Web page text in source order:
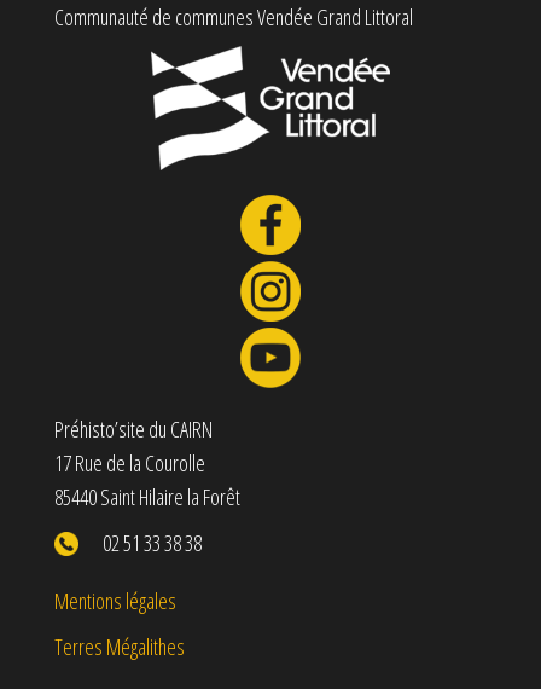
Communauté de communes Vendée Grand Littoral
Préhisto’site du CAIRN
17 Rue de la Courolle
85440 Saint Hilaire la Forêt
02 51 33 38 38
Mentions légales
Terres Mégalithes